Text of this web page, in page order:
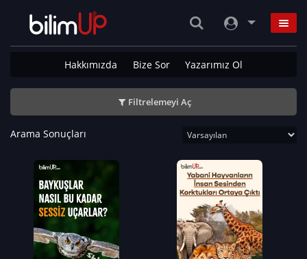
Hakkımızda Bize Sor Yazarımız Ol
Filtrelemeyi Aç
Arama Sonuçları